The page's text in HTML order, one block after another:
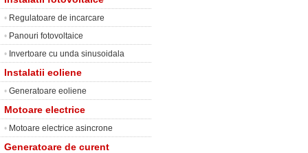
• Regulatoare de incarcare
• Panouri fotovoltaice
• Invertoare cu unda sinusoidala
Instalatii eoliene
• Generatoare eoliene
Motoare electrice
• Motoare electrice asincrone
Generatoare de curent